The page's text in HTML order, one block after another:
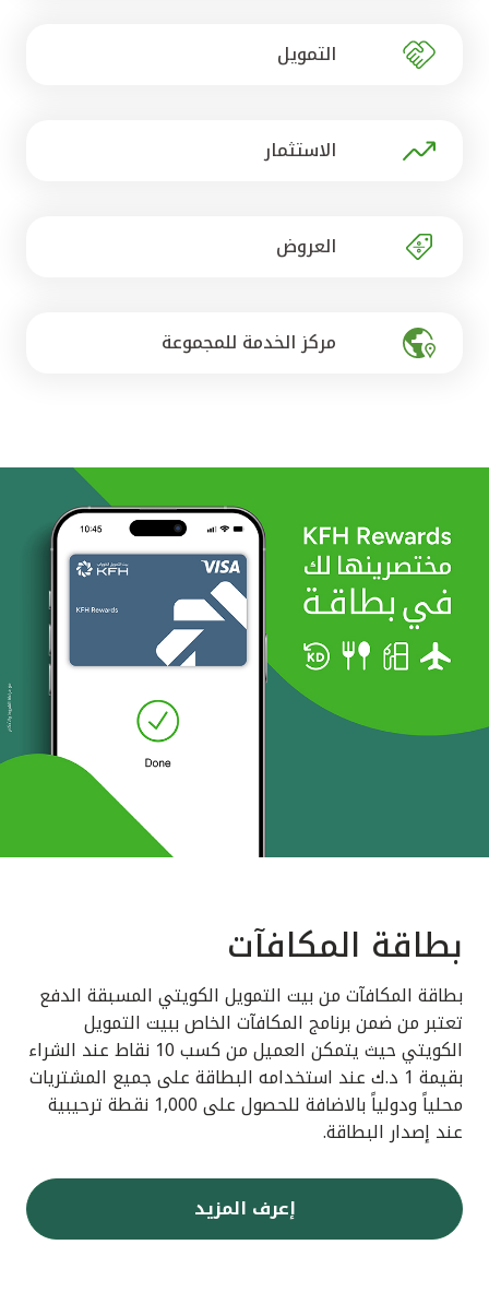
مصر
التمويل
الاستثمار
العروض
مركز الخدمة للمجموعة
بطاقة المكافآت
بطاقة المكافآت من بيت التمويل الكويتي المسبقة الدفع
تعتبر من ضمن برنامج المكافآت الخاص ببيت التمويل
الكويتي حيث يتمكن العميل من كسب 10 نقاط عند الشراء
بقيمة 1 د.ك عند استخدامه البطاقة على جميع المشتريات
محلياً ودولياً بالاضافة للحصول على 1,000 نقطة ترحيبية
عند إصدار البطاقة.
إعرف المزيد